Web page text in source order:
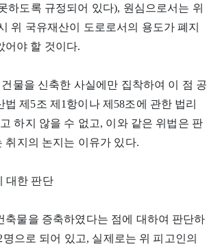
하도록 규정되어 있다), 원심으로서는 위
위 국유재산이 도로로서의 용도가 폐지
어야 할 것이다.
물을 신축한 사실에만 집착하여 이 점 공
제5조 제1항이나 제58조에 관한 법리
하지 않을 수 없고, 이와 같은 위법은 판
취지의 논지는 이유가 있다.
대한 판단
물을 증축하였다는 점에 대하여 판단하
으로 되어 있고, 실제로는 위 피고인의